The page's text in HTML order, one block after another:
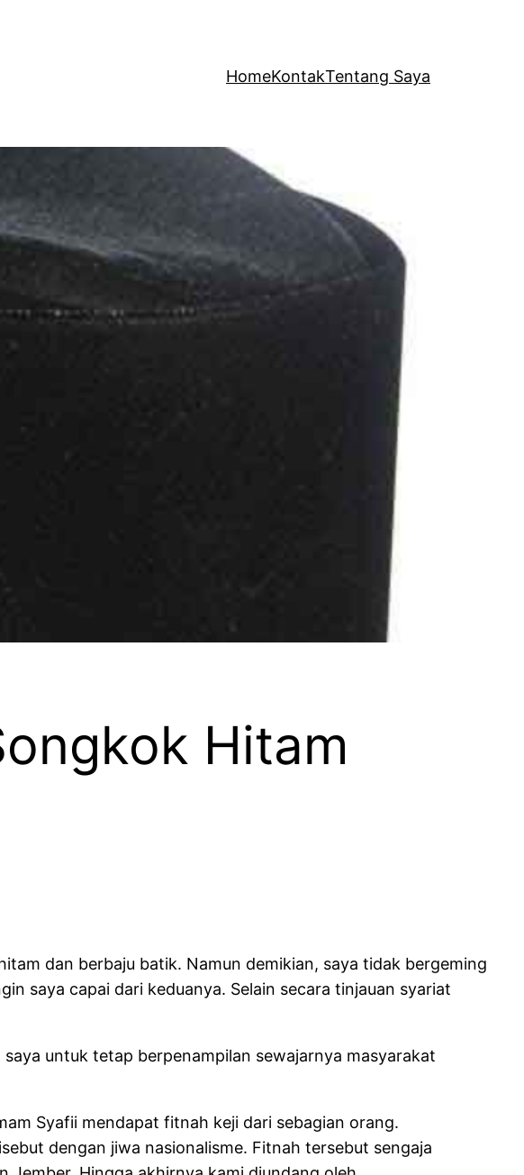
HomeKontakTentang Saya
Hitam
dan berbaju batik. Namun demikian, saya tidak bergeming
saya capai dari keduanya. Selain secara tinjauan syariat
untuk tetap berpenampilan sewajarnya masyarakat
Syafii mendapat fitnah keji dari sebagian orang.
dengan jiwa nasionalisme. Fitnah tersebut sengaja